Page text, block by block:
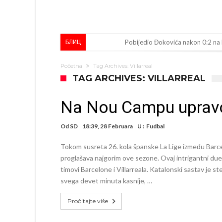
БЛИЦ Pobijedio Đokovića nakon 0:2 na
Koliko traži PSG i koji je
Zašto je nepoznati italijanski
Veliki udarac za Barcelonu:
Deco nije posjetio Madrid samo
Kapiten slavnog kluba ubijen u
Potresne scene na sahrani UFC
Početna Tag Archives: Villarreal
TAG ARCHIVES: VILLARREAL
Na Nou Campu
Od SD 18:39, 28 Februara U : Fudbal
Tokom susreta 26. kola španske La Lige između
proglašava najgorim ove sezone. Ovaj intrigantni
timovi Barcelone i Villarreala. Katalonski sastav je
svega devet minuta kasnije, …
Pročitajte više